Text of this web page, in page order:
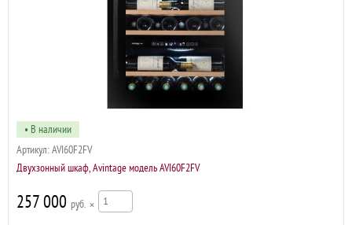
• В наличии
Артикул: AVI60F2FV
Двухзонный шкаф, Avintage модель AVI60F2FV
257 000 р ×